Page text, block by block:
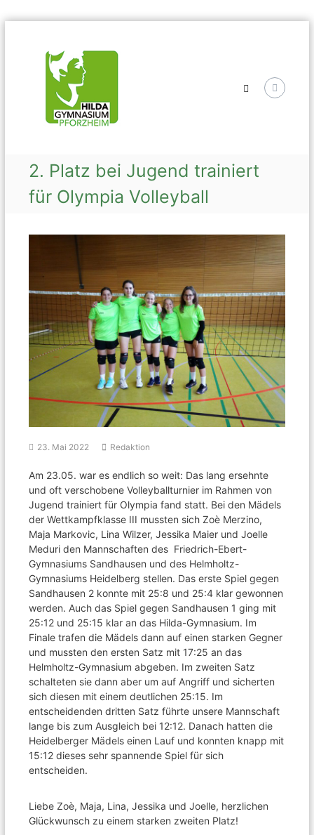
Gymnasium
2. Platz bei Jugend trainiert
für Olympia Volleyball
23. Mai 2022 Redaktion
Am 23.05. war es endlich so weit: Das lang ersehnte
und oft verschobene Volleyballturnier im Rahmen von
Jugend trainiert für Olympia fand statt. Bei den Mädels
der Wettkampfklasse III mussten sich Zoè Merzino,
Maja Markovic, Lina Wilzer, Jessika Maier und Joelle
Meduri den Mannschaften des Friedrich-Ebert-
Gymnasiums Sandhausen und des Helmholtz-
Gymnasiums Heidelberg stellen. Das erste Spiel gegen
Sandhausen 2 konnte mit 25:8 und 25:4 klar gewonnen
werden. Auch das Spiel gegen Sandhausen 1 ging mit
25:12 und 25:15 klar an das Hilda-Gymnasium. Im
Finale trafen die Mädels dann auf einen starken Gegner
und mussten den ersten Satz mit 17:25 an das
Helmholtz-Gymnasium abgeben. Im zweiten Satz
schalteten sie dann aber um auf Angriff und sicherten
sich diesen mit einem deutlichen 25:15. Im
entscheidenden dritten Satz führte unsere Mannschaft
lange bis zum Ausgleich bei 12:12. Danach hatten die
Heidelberger Mädels einen Lauf und konnten knapp mit
15:12 dieses sehr spannende Spiel für sich
entscheiden.
Liebe Zoè, Maja, Lina, Jessika und Joelle, herzlichen
Glückwunsch zu einem starken zweiten Platz!